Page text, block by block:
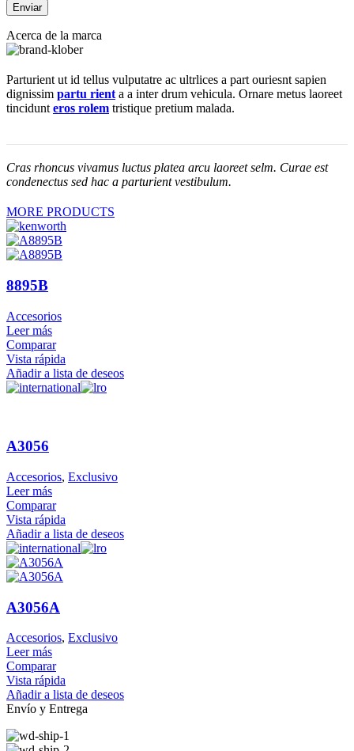
Acerca de la marca
Parturient ut id tellus vulputatre ac ultrlices a part ouriesnt sapien
dignissim partu rient a a inter drum vehicula. Ornare metus laoreet
tincidunt eros rolem tristique pretium malada.
Cras rhoncus vivamus luctus platea arcu laoreet selm. Curae est
condenectus sed hac a parturient vestibulum.
MORE PRODUCTS
8895B
Accesorios
Leer más
Comparar
Vista rápida
Añadir a lista de deseos
A3056
Accesorios, Exclusivo
Leer más
Comparar
Vista rápida
Añadir a lista de deseos
A3056A
Accesorios, Exclusivo
Leer más
Comparar
Vista rápida
Añadir a lista de deseos
Envío y Entrega